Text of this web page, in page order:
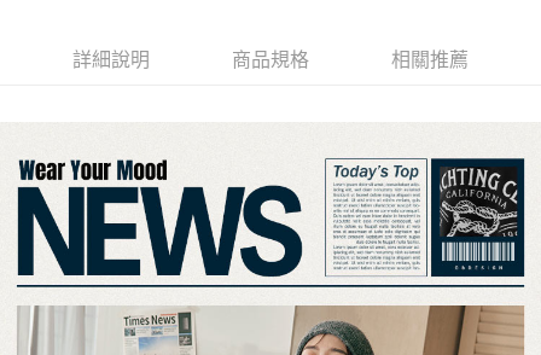
詳細說明 商品規格 相關推薦